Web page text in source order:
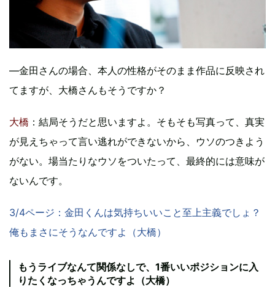
―金田さんの場合、本人の性格がそのまま作品に反映され
てますが、大橋さんもそうですか？
大橋 ：結局そうだと思いますよ。そもそも写真って、真実
が見えちゃって言い逃れができないから、ウソのつきよう
がない。場当たりなウソをついたって、最終的には意味が
ないんです。
3/4ページ：金田くんは気持ちいいこと至上主義でしょ？
俺もまさにそうなんですよ（大橋）
もうライブなんて関係なしで、1番いいポジションに入
りたくなっちゃうんですよ（大橋）